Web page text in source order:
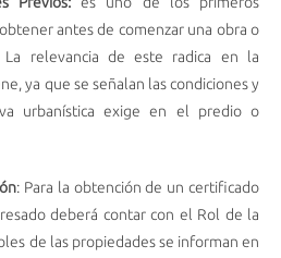
antes de comenzar una obra o
relevancia de este radica en la
ya que se señalan las condiciones y
urbanística exige en el predio o
: Para la obtención de un certificado
deberá contar con el Rol de la
de las propiedades se informan en